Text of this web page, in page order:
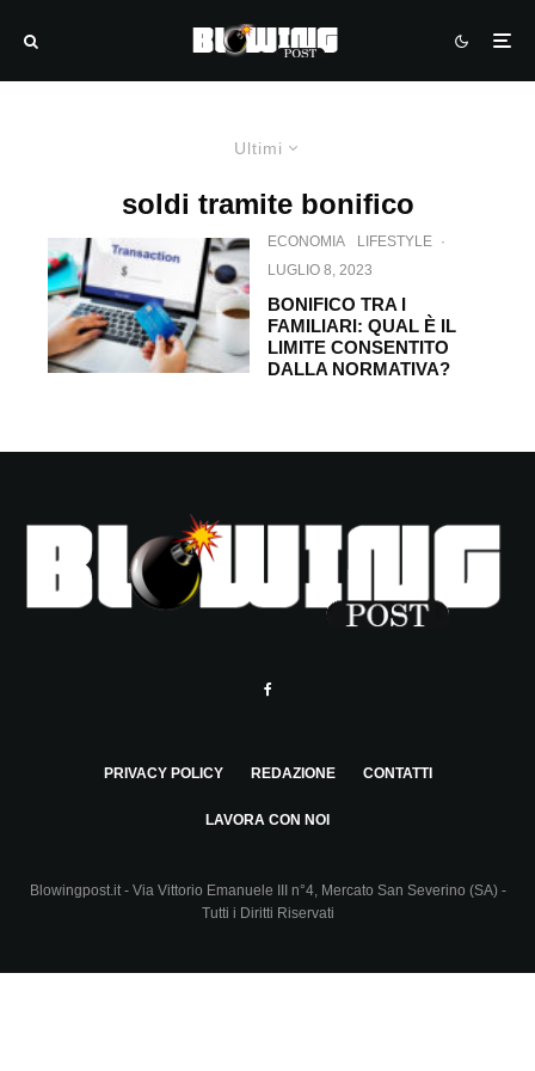
Ultimi
soldi tramite bonifico
ECONOMIA LIFESTYLE ·
LUGLIO 8, 2023
BONIFICO TRA I
FAMILIARI: QUAL È IL
LIMITE CONSENTITO
DALLA NORMATIVA?
PRIVACY POLICY REDAZIONE CONTATTI
LAVORA CON NOI
Blowingpost.it - Via Vittorio Emanuele III n°4, Mercato San Severino (SA) -
Tutti i Diritti Riservati